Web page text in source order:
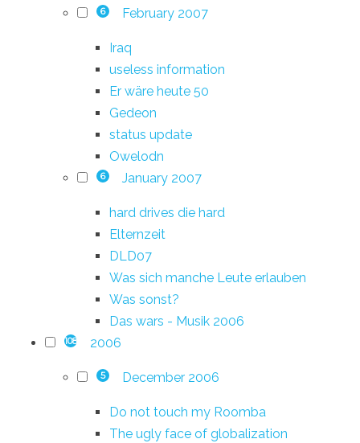
6 February 2007
Iraq
useless information
Er wäre heute 50
Gedeon
status update
Owelodn
6 January 2007
hard drives die hard
Elternzeit
DLD07
Was sich manche Leute erlauben
Was sonst?
Das wars - Musik 2006
108 2006
5 December 2006
Do not touch my Roomba
The ugly face of globalization